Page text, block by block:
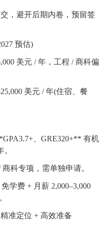
避开后期内卷，预留签
预估)
美元 / 年，工程 / 商科偏
美元 / 年(住宿、餐
、GRE320+** 有机
科专项，需单独申请。
费 + 月薪 2,000–3,000
准定位 + 高效准备